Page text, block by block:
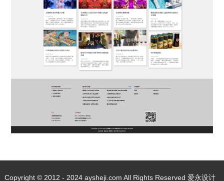
Copyright © 2012 - 2024 aysheji.com All Rights Reserved 爱永设计